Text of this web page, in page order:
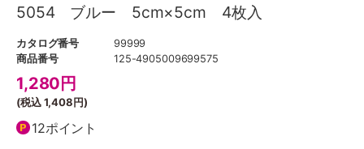
5054 ブルー 5cm×5cm 4枚入
カタログ番号
99999
商品番号
125-4905009699575
1,280 円
(税込1,408円)
12ポイント